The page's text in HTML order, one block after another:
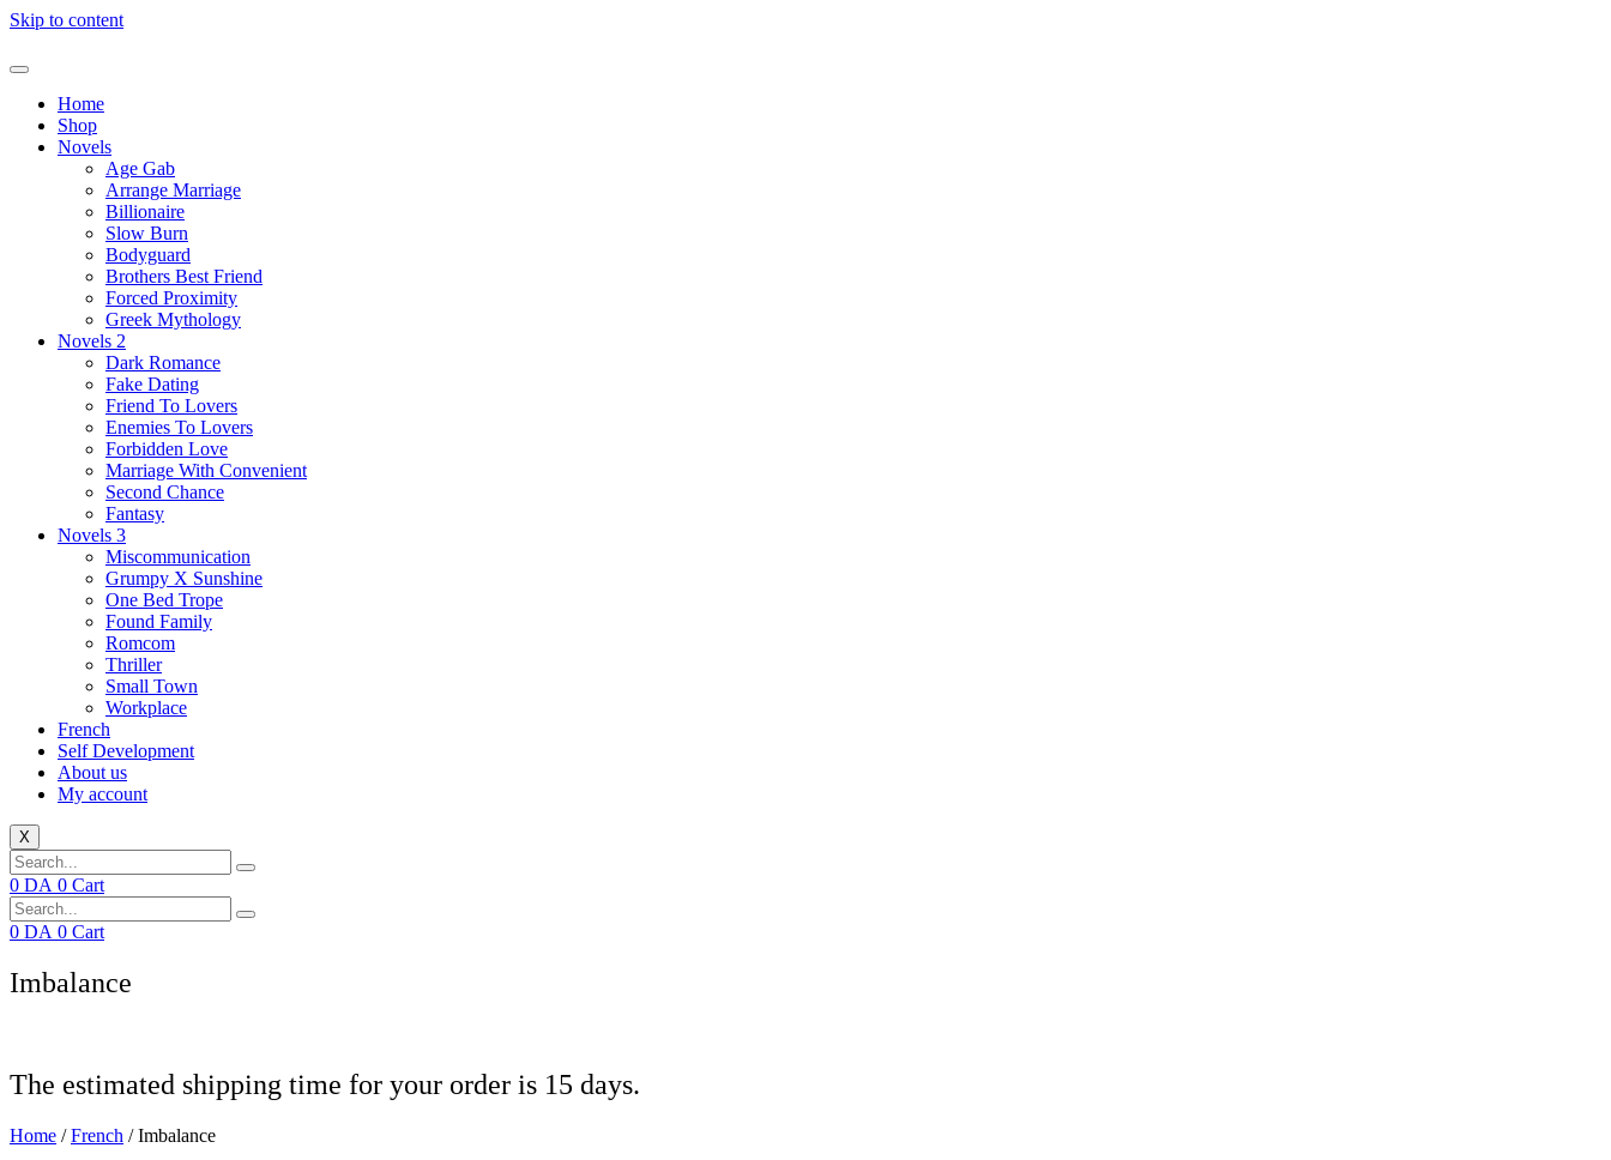
Skip to content
Home
Shop
Novels
Age Gab
Arrange Marriage
Billionaire
Slow Burn
Bodyguard
Brothers Best Friend
Forced Proximity
Greek Mythology
Novels 2
Dark Romance
Fake Dating
Friend To Lovers
Enemies To Lovers
Forbidden Love
Marriage With Convenient
Second Chance
Fantasy
Novels 3
Miscommunication
Grumpy X Sunshine
One Bed Trope
Found Family
Romcom
Thriller
Small Town
Workplace
French
Self Development
About us
My account
X
0 DA 0 Cart
0 DA 0 Cart
Imbalance
The estimated shipping time for your order is 15 days.
Home /French / Imbalance